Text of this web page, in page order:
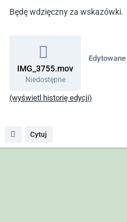
Będę wdzięczny za wskazówki.
IMG_3755.mov
Niedostępne
Edytowane
(wyświetl historię edycji)
Cytuj